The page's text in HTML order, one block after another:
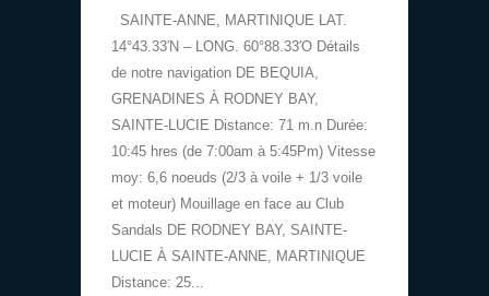
SAINTE-ANNE, MARTINIQUE LAT.
14°43.33′N – LONG. 60°88.33′O Détails
de notre navigation DE BEQUIA,
GRENADINES À RODNEY BAY,
SAINTE-LUCIE Distance: 71 m.n Durée:
10:45 hres (de 7:00am à 5:45Pm) Vitesse
moy: 6,6 noeuds (2/3 à voile + 1/3 voile
et moteur) Mouillage en face au Club
Sandals DE RODNEY BAY, SAINTE-
LUCIE À SAINTE-ANNE, MARTINIQUE
Distance: 25...